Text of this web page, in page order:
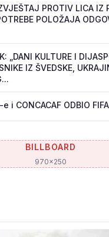
PROTIV LICA IZ
POLOŽAJA
„DANI KULTURE I
IZ ŠVEDSKE,
e i CONCACAF ODBIO
BILLBOARD
970x250